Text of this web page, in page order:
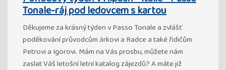
Tonale-ráj pod ledovcem s kartou
Děkujeme za krásný týden v Passo Tonale a zvlášť
poděkování průvodcům Jirkovi a Radce a také řidičům
Petrovi a Igorovi. Mám na Vás prosbu, můžete nám
zaslat Váš letošní letní katalog zájezdů? A máte již